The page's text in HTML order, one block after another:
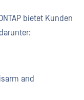
bietet Kunden
and